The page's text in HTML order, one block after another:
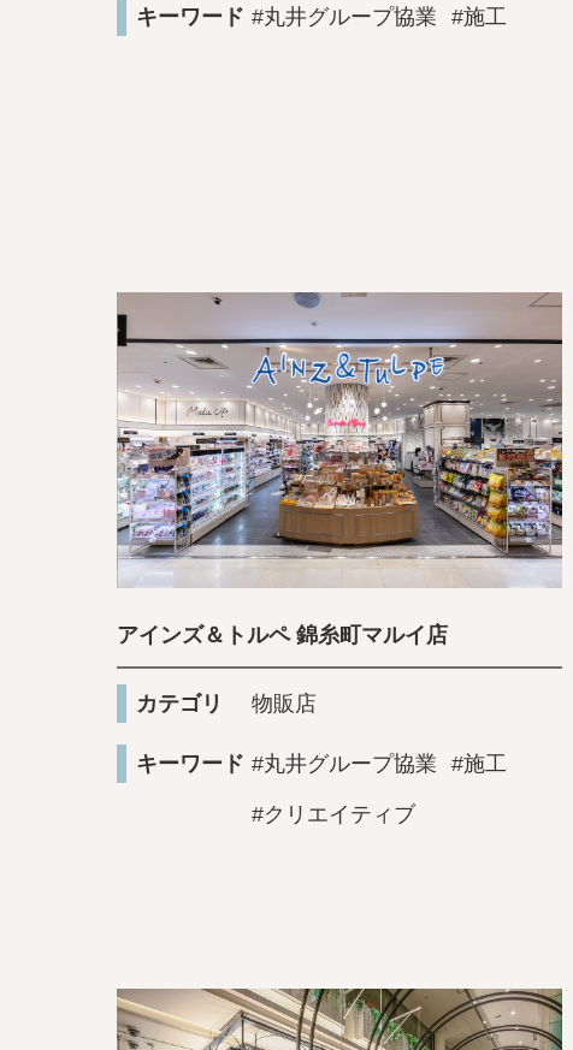
キーワード #丸井グループ協業 #施工
アインズ＆トルペ 錦糸町マルイ店
カテゴリ 物販店
キーワード #丸井グループ協業 #施工
#クリエイティブ